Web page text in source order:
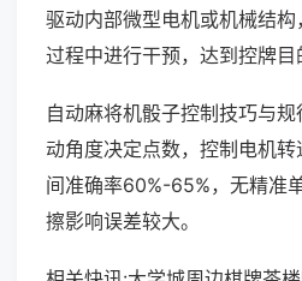
驱动内部微型电机或机械结
过程中进行干预，达到控牌目
自动麻将机骰子控制技巧与
动角度决定点数，控制电机
间准确率60%-65%，无精准
擦影响误差较大。